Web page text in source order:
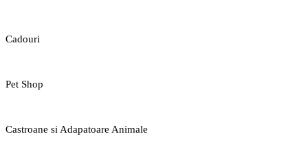
Cadouri
Pet Shop
Castroane si Adapatoare Animale